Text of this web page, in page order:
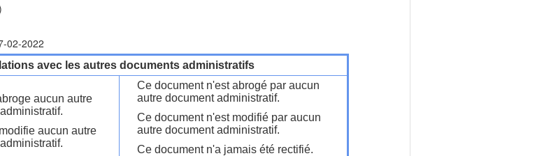
02-2022
avec les autres documents administratifs
aucun autre
aucun autre
Ce document n'est abrogé par aucun
autre document administratif.
Ce document n'est modifié par aucun
autre document administratif.
Ce document n'a jamais été rectifié.